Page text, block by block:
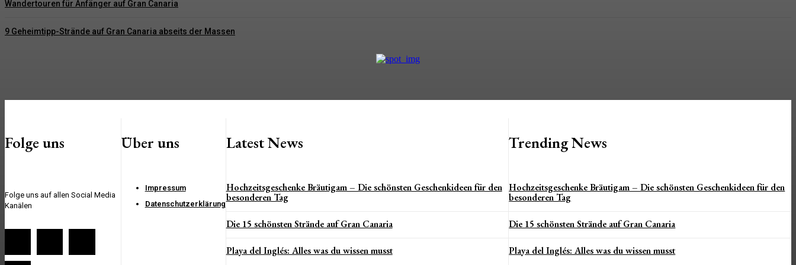
Wandertouren für Anfänger auf Gran Canaria
9 Geheimtipp-Strände auf Gran Canaria abseits der Massen
Folge uns
Folge uns auf allen Social Media
Kanälen
Über uns
Impressum
Datenschutzerklärung
Latest News
Hochzeitsgeschenke Bräutigam – Die schönsten Geschenkideen für den
besonderen Tag
Die 15 schönsten Strände auf Gran Canaria
Playa del Inglés: Alles was du wissen musst
Trending News
Hochzeitsgeschenke Bräutigam – Die schönsten Geschenkideen für den
besonderen Tag
Die 15 schönsten Strände auf Gran Canaria
Playa del Inglés: Alles was du wissen musst